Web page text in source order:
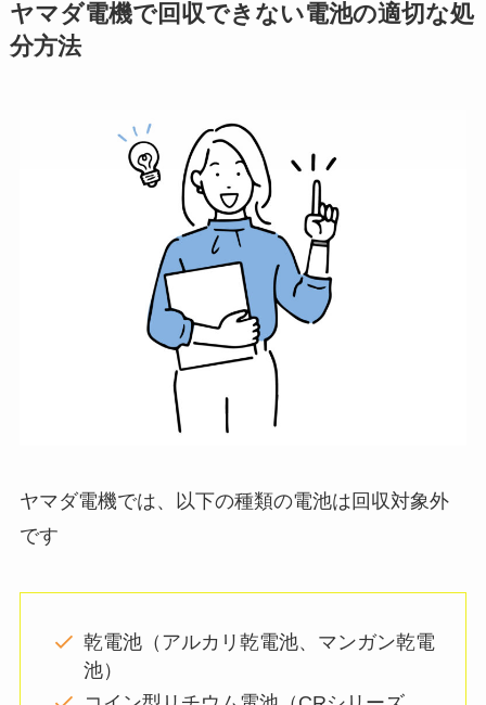
ヤマダ電機で回収できない電池の適切な処
分方法
ヤマダ電機では、以下の種類の電池は回収対象外
です
乾電池（アルカリ乾電池、マンガン乾電
池）